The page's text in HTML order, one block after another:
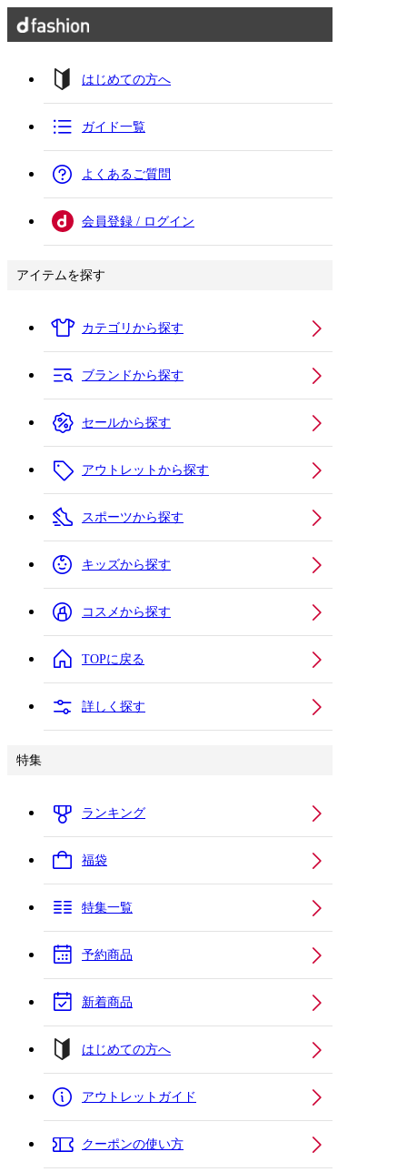
はじめての方へ
ガイド一覧
よくあるご質問
会員登録 / ログイン
アイテムを探す
カテゴリから探す
ブランドから探す
セールから探す
アウトレットから探す
スポーツから探す
キッズから探す
コスメから探す
TOPに戻る
詳しく探す
特集
ランキング
福袋
特集一覧
予約商品
新着商品
はじめての方へ
アウトレットガイド
クーポンの使い方